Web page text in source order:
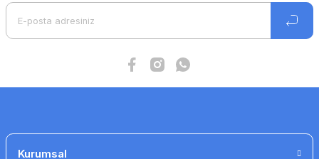
Kurumsal